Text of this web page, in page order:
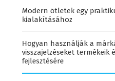
Modern ötletek egy
kialakításához
Hogyan használják a
visszajelzéseket termékeik
fejlesztésére